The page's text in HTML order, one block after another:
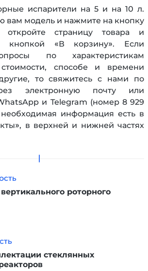
испарители на 5 и на 10 л.
вам модель и нажмите на кнопку
откройте страницу товара и
кнопкой «В корзину». Если
по характеристикам
способе и времени
то свяжитесь с нами по
электронную почту или
и Telegram (номер 8 929
информация есть в
в верхней и нижней частях
роторного
стеклянных